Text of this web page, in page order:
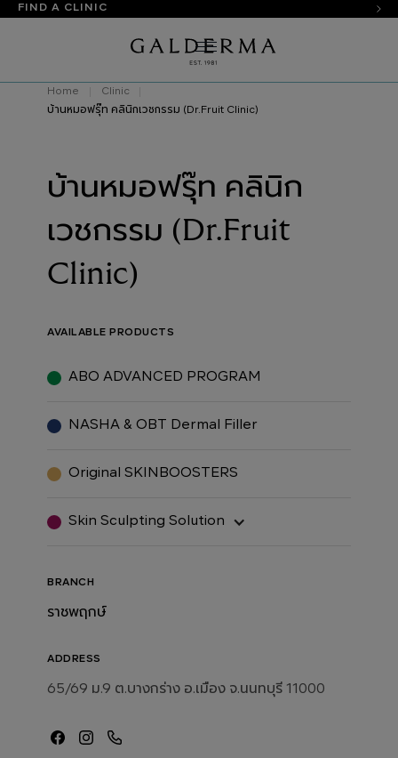
FIND A CLINIC
Home
Clinic
บ้านหมอฟรุ๊ท คลินิกเวชกรรม (Dr.Fruit Clinic)
บ้านหมอฟรุ๊ท คลินิก
เวชกรรม (Dr.Fruit
Clinic)
AVAILABLE PRODUCTS
ABO ADVANCED PROGRAM
NASHA & OBT Dermal Filler
Original SKINBOOSTERS
Skin Sculpting Solution
BRANCH
ราชพฤกษ์
ADDRESS
65/69 ม.9 ต.บางกร่าง อ.เมือง จ.นนทบุรี 11000